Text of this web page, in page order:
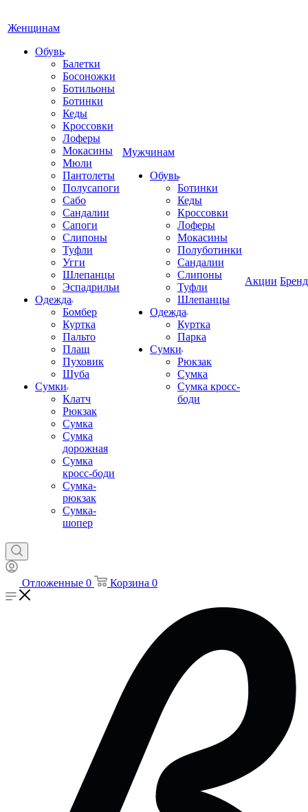
Женщинам
Обувь
Балетки
Босоножки
Ботильоны
Ботинки
Кеды
Кроссовки
Лоферы
Мокасины
Мюли
Пантолеты
Полусапоги
Сабо
Сандалии
Сапоги
Слипоны
Туфли
Угги
Шлепанцы
Эспадрильи
Одежда
Бомбер
Куртка
Пальто
Плащ
Пуховик
Шуба
Сумки
Клатч
Рюкзак
Сумка
Сумка
дорожная
Сумка
кросс-боди
Сумка-
рюкзак
Сумка-
шопер
Мужчинам
Обувь
Ботинки
Кеды
Кроссовки
Лоферы
Мокасины
Полуботинки
Сандалии
Слипоны
Туфли
Шлепанцы
Одежда
Куртка
Парка
Сумки
Рюкзак
Сумка
Сумка кросс-
боди
Акции
Отложенные 0 Корзина 0